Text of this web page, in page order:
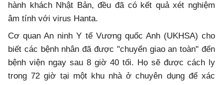
hành khách Nhật Bản, đều đã có kết quả xét nghiệm
âm tính với virus Hanta.
Cơ quan An ninh Y tế Vương quốc Anh (UKHSA) cho
biết các bệnh nhân đã được "chuyển giao an toàn" đến
bệnh viện ngay sau 8 giờ 40 tối. Họ sẽ được cách ly
trong 72 giờ tại một khu nhà ở chuyên dụng để xác